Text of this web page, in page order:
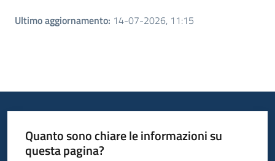
Ultimo aggiornamento: 14-07-2026, 11:15
Quanto sono chiare le informazioni su
questa pagina?